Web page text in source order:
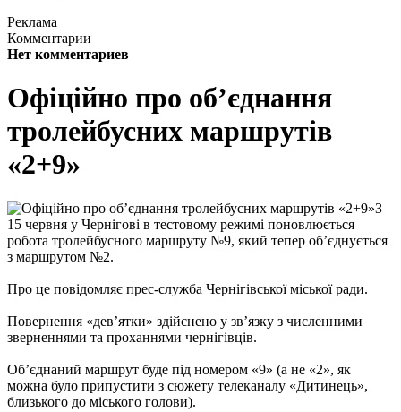
Реклама
Комментарии
Нет комментариев
Офіційно про об’єднання
тролейбусних маршрутів
«2+9»
З
15 червня у Чернігові в тестовому режимі поновлюється
робота тролейбусного маршруту №9, який тепер об’єднується
з маршрутом №2.
Про це повідомляє прес-служба Чернігівської міської ради.
Повернення «дев’ятки» здійснено у зв’язку з численними
зверненнями та проханнями чернігівців.
Об’єднаний маршрут буде під номером «9» (а не «2», як
можна було припустити з сюжету телеканалу «Дитинець»,
близького до міського голови).